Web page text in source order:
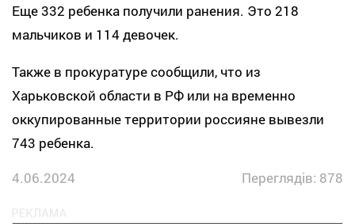
Еще 332 ребенка получили ранения. Это 218
мальчиков и 114 девочек.
Также в прокуратуре сообщили, что из
Харьковской области в РФ или на временно
оккупированные территории россияне вывезли
743 ребенка.
4.06.2024
Переглядів: 878